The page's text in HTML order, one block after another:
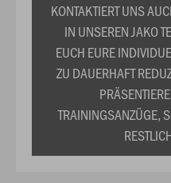
KONTAKTIERT UNS
IN UNSEREN JAKO
EUCH EURE
ZU DAUERHAFT
TRAININGSANZÜGE,